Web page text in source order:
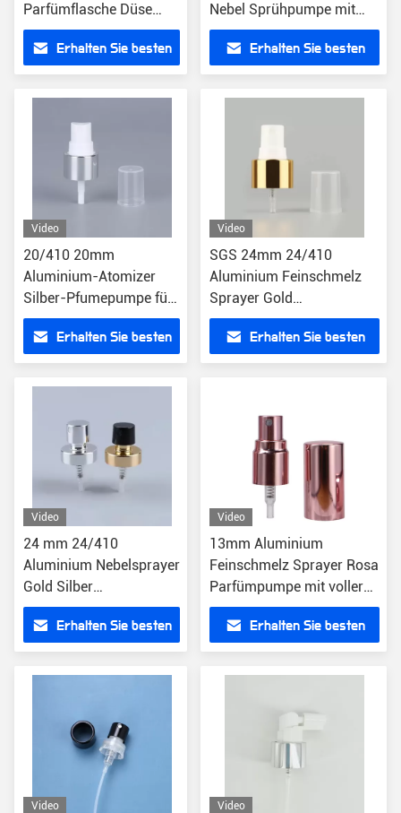
Parfümflasche Düse
Gold Aluminium
HalsbandErhalten Sie besten
Nebel Sprühpumpe mit
halber PP Kappe für
ParfümErhalten Sie besten
Video
20/410 20mm
Aluminium-Atomizer
Silber-Pfumepumpe für
Flasche
Erhalten Sie besten
Video
SGS 24mm 24/410
Aluminium Feinschmelz
Sprayer Gold
Parfümpumpe für Flasche
Erhalten Sie besten
Video
24 mm 24/410
Aluminium Nebelsprayer
Gold Silber
Parfümpumpe
Erhalten Sie besten
Video
13mm Aluminium
Feinschmelz Sprayer Rosa
Parfümpumpe mit voller
Kappe
Erhalten Sie besten
Video Video